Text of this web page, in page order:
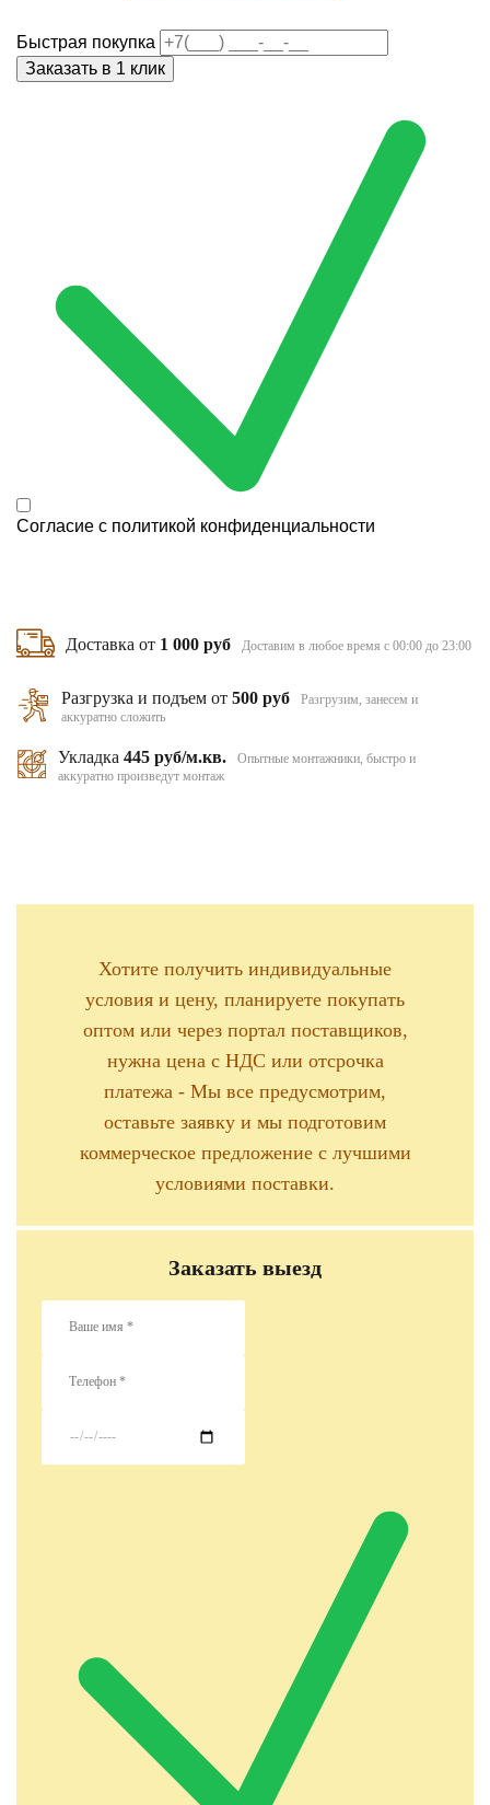
Быстрая покупка
Согласие с политикой конфиденциальности
Доставка от 1 000 руб Доставим в любое время с 00:00 до 23:00
Разгрузка и подъем от500 руб
Разгрузим, занесем и
аккуратно сложить
Укладка 445 руб/м.кв.
Опытные монтажники, быстро и
аккуратно произведут монтаж
Хотите получить индивидуальные
условия и цену, планируете покупать
оптом или через портал поставщиков,
нужна цена с НДС или отсрочка
платежа - Мы все предусмотрим,
оставьте заявку и мы подготовим
коммерческое предложение с лучшими
условиями поставки.
Заказать выезд